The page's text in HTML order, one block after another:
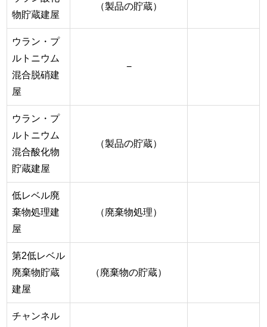
物貯蔵建屋
（製品の貯蔵）
ウラン・プ
ルトニウム
混合脱硝建
屋
−
ウラン・プ
ルトニウム
混合酸化物
貯蔵建屋
（製品の貯蔵）
低レベル廃
棄物処理建
屋
（廃棄物処理）
第2低レベル
廃棄物貯蔵
建屋
（廃棄物の貯蔵）
チャンネル